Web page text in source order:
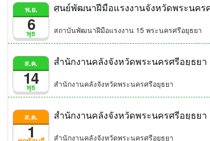
พุธ
พ.ย.
6
ศูนย์พัฒนาฝีมือแรงงานจังหวัดพระนคร
สถาบันพัฒนาฝีมือแรงงาน 15 พระนครศรีอยุธยา
พุธ
ส.ค.
14 สำนักงานคลังจังหวัดพระนครศรีอยุธยา
ส.ค.
1 สำนักงานคลังจังหวัดพระนครศรีอยุธยา